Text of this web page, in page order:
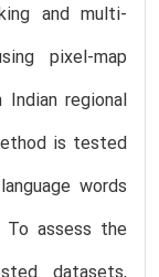
and multi-
pixel-map
regional
is tested
words
assess the